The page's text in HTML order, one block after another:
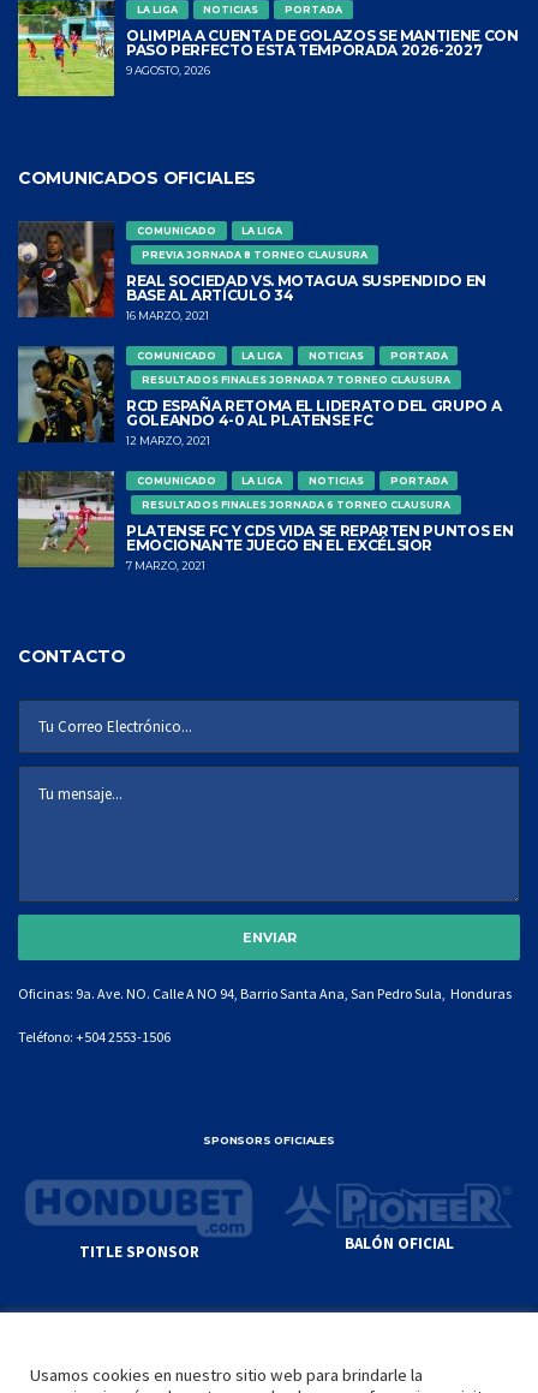
LA LIGA NOTICIAS PORTADA
OLIMPIA A CUENTA DE GOLAZOS SE MANTIENE CON
PASO PERFECTO ESTA TEMPORADA 2026-2027
9 AGOSTO, 2026
COMUNICADOS OFICIALES
COMUNICADO
LA LIGA
PREVIA JORNADA 8 TORNEO CLAUSURA
REAL SOCIEDAD VS. MOTAGUA SUSPENDIDO EN
BASE AL ARTÍCULO 34
16 MARZO, 2021
COMUNICADO LA LIGA NOTICIAS
PORTADA
RESULTADOS FINALES JORNADA 7 TORNEO CLAUSURA
RCD ESPAÑA RETOMA EL LIDERATO DEL GRUPO A
GOLEANDO 4-0 AL PLATENSE FC
12 MARZO, 2021
COMUNICADO LA LIGA NOTICIAS
PORTADA
RESULTADOS FINALES JORNADA 6 TORNEO CLAUSURA
PLATENSE FC Y CDS VIDA SE REPARTEN PUNTOS EN
EMOCIONANTE JUEGO EN EL EXCÉLSIOR
7 MARZO, 2021
CONTACTO
Oficinas: 9a. Ave. NO. Calle A NO 94, Barrio Santa Ana, San Pedro Sula, Honduras
Teléfono: +504 2553-1506
SPONSORS OFICIALES
TITLE SPONSOR BALÓN OFICIAL
YOUTUBE TERMS OF SERVICE
Usamos cookies en nuestro sitio web para brindarle la